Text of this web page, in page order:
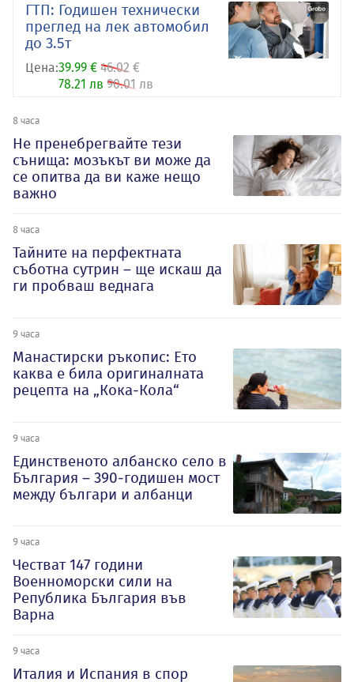
ГТП: Годишен технически
преглед на лек автомобил
до 3.5т
Цена:39.99 € 46.02 €
78.21 лв 90.01 лв
8 часа
Не пренебрегвайте тези
сънища: мозъкът ви може да
се опитва да ви каже нещо
важно
8 часа
Тайните на перфектната
съботна сутрин – ще искаш да
ги пробваш веднага
9 часа
Манастирски ръкопис: Ето
каква е била оригиналната
рецепта на „Кока-Кола“
9 часа
Единственото албанско село в
България – 390-годишен мост
между българи и албанци
9 часа
Честват 147 години
Военноморски сили на
Република България във
Варна
9 часа
Италия и Испания в спор